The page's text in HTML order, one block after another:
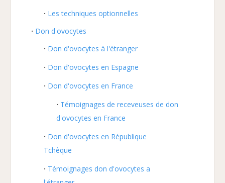
Les techniques optionnelles
Don d'ovocytes
Don d'ovocytes à l'étranger
Don d'ovocytes en Espagne
Don d'ovocytes en France
Témoignages de receveuses de don
d'ovocytes en France
Don d'ovocytes en République
Tchèque
Témoignages don d'ovocytes a